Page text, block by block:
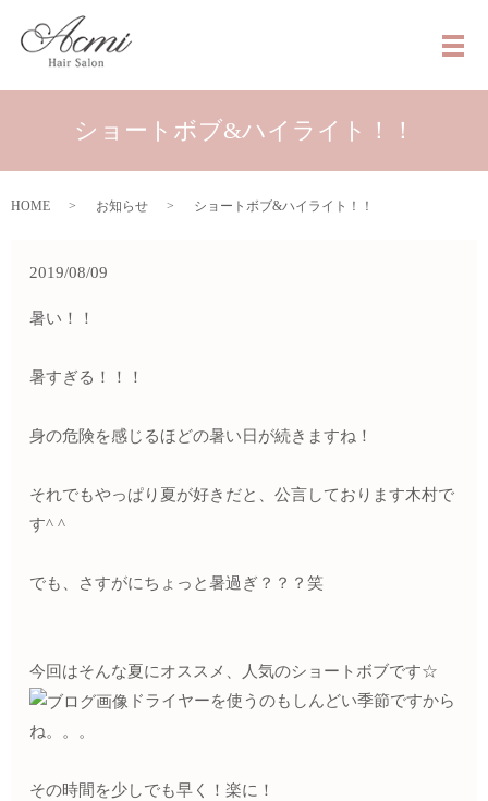
メ
ショートボブ&ハイライト！！
HOME お知らせ ショートボブ&ハイライト！！
2019/08/09
暑い！！
暑すぎる！！！
身の危険を感じるほどの暑い日が続きますね！
それでもやっぱり夏が好きだと、公言しております木村で
す^ ^
でも、さすがにちょっと暑過ぎ？？？笑
今回はそんな夏にオススメ、人気のショートボブです☆
ドライヤーを使うのもしんどい季節ですから
ね。。。
その時間を少しでも早く！楽に！